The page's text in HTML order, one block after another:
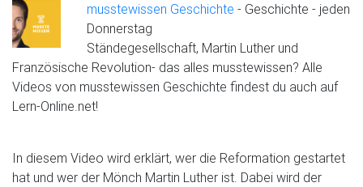
musstewissen Geschichte - Geschichte - jeden
Donnerstag
Ständegesellschaft, Martin Luther und
Französische Revolution- das alles musstewissen? Alle
Videos von musstewissen Geschichte findest du auch auf
Lern-Online.net!
In diesem Video wird erklärt, wer die Reformation gestartet
hat und wer der Mönch Martin Luther ist. Dabei wird der